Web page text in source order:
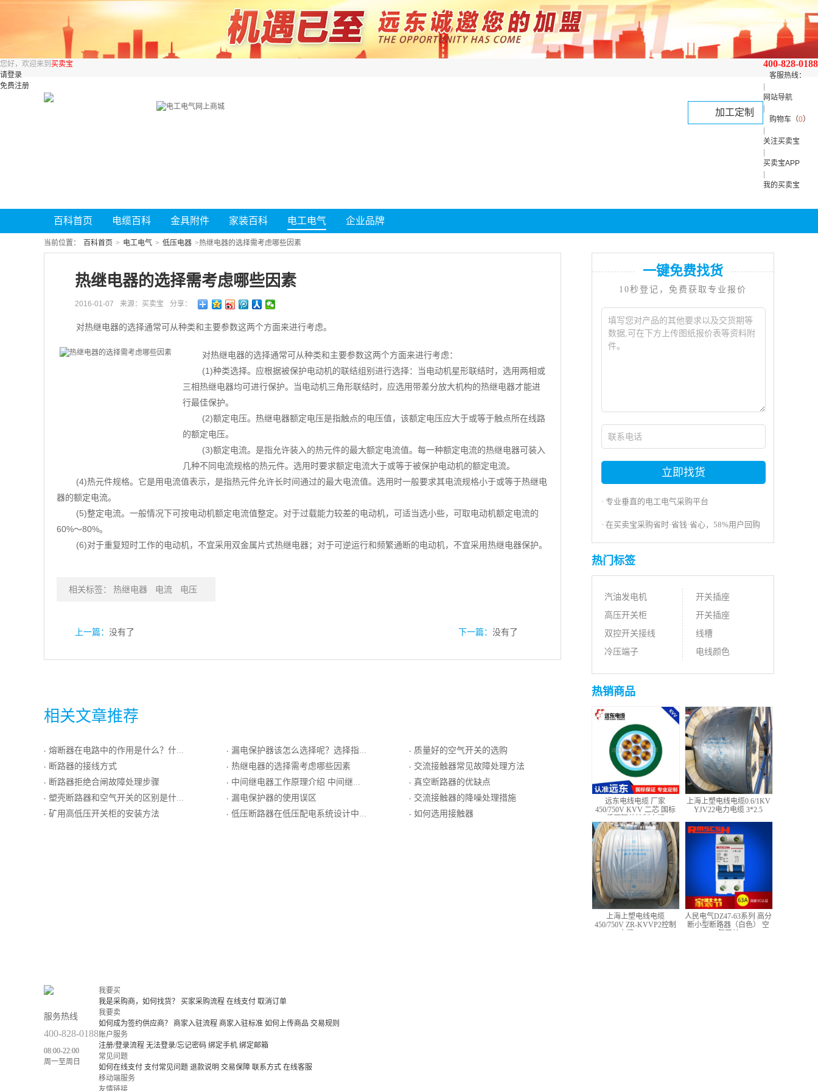
400-828-0188
客服热线：
网站导航
购物车（0）
关注买卖宝
买卖宝APP
我的买卖宝
您好，欢迎来到 买卖宝
请登录
免费注册
加工定制
百科首页 电缆百科 金具附件 家装百科 电工电气 企业品牌
当前位置： 百科首页 > 电工电气 > 低压电器 >热继电器的选择需考虑哪些因素
热继电器的选择需考虑哪些因素
2016-01-07 来源：买卖宝 分享：
对热继电器的选择通常可从种类和主要参数这两个方面来进行考虑。
对热继电器的选择通常可从种类和主要参数这两个方面来进行考虑：
(1)种类选择。应根据被保护电动机的联结组别进行选择：当电动机星形联结时，选用两相或
三相热继电器均可进行保护。当电动机三角形联结时，应选用带差分放大机构的热继电器才能进
行最佳保护。
(2)额定电压。热继电器额定电压是指触点的电压值，该额定电压应大于或等于触点所在线路
的额定电压。
(3)额定电流。是指允许装入的热元件的最大额定电流值。每一种额定电流的热继电器可装入
几种不同电流规格的热元件。选用时要求额定电流大于或等于被保护电动机的额定电流。
(4)热元件规格。它是用电流值表示，是指热元件允许长时间通过的最大电流值。选用时一般要求其电流规格小于或等于热继电
器的额定电流。
(5)整定电流。一般情况下可按电动机额定电流值整定。对于过载能力较差的电动机，可适当选小些，可取电动机额定电流的
60%～80%。
(6)对于重复短时工作的电动机，不宜采用双金属片式热继电器；对于可逆运行和频繁通断的电动机，不宜采用热继电器保护。
相关标签： 热继电器 电流 电压
上一篇： 没有了 下一篇： 没有了
相关文章推荐
· 熔断器在电路中的作用是什么？什么是熔断器式隔离开关
· 断路器的接线方式
· 断路器拒绝合闸故障处理步骤
· 塑壳断路器和空气开关的区别是什么呢？该如何选择合适塑壳断路器呢？
· 矿用高低压开关柜的安装方法
· 漏电保护器该怎么选择呢？选择指标参考
· 热继电器的选择需考虑哪些因素
· 中间继电器工作原理介绍 中间继电器的符号
· 漏电保护器的使用误区
· 低压断路器在低压配电系统设计中的5大注意事项
· 质量好的空气开关的选购
· 交流接触器常见故障处理方法
· 真空断路器的优缺点
· 交流接触器的降噪处理措施
· 如何选用接触器
一键免费找货
10秒登记，免费获取专业报价
立即找货
· 专业垂直的电工电气采购平台
· 在买卖宝采购省时·省钱·省心，58%用户回购
热门标签
汽油发电机
高压开关柜
双控开关接线
冷压端子
开关插座
开关插座
线槽
电线颜色
热销商品
远东电线电缆 厂家
450/750V KVV 二芯 国标
上海上塑电线电缆0.6/1KV
YJV22电力电缆 3*2.5
上海上塑电线电缆
450/750V ZR-KVVP2控制
人民电气DZ47-63系列 高分
断小型断路器（白色） 空
服务热线
400-828-0188
08:00-22:00
周一至周日
我要买
我是采购商，如何找货？
买家采购流程 在线支付 取消订单
我要卖
如何成为签约供应商？
商家入驻流程 商家入驻标准 如何上传商品 交易规则
账户服务
注册/登录流程 无法登录/忘记密码 绑定手机 绑定邮箱
常见问题
如何在线支付 支付常见问题 退款说明 交易保障 联系方式 在线客服
移动端服务
友情链接